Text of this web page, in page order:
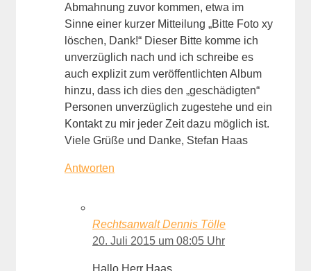
Abmahnung zuvor kommen, etwa im
Sinne einer kurzer Mitteilung „Bitte Foto xy
löschen, Dank!“ Dieser Bitte komme ich
unverzüglich nach und ich schreibe es
auch explizit zum veröffentlichten Album
hinzu, dass ich dies den „geschädigten“
Personen unverzüglich zugestehe und ein
Kontakt zu mir jeder Zeit dazu möglich ist.
Viele Grüße und Danke, Stefan Haas
Antworten
Rechtsanwalt Dennis Tölle
20. Juli 2015 um 08:05 Uhr
Hallo Herr Haas,